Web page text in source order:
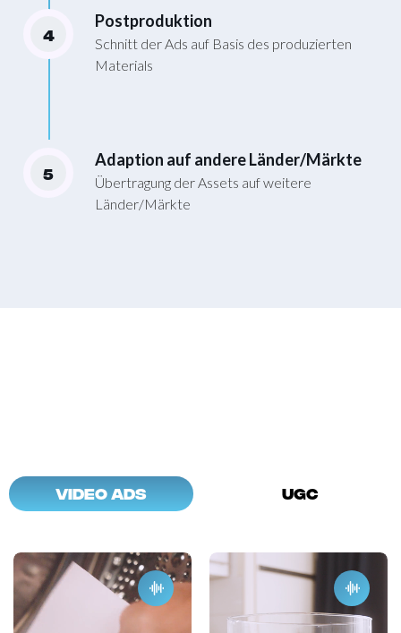
4
Postproduktion
Schnitt der Ads auf Basis des produzierten
Materials
5
Adaption auf andere Länder/Märkte
Übertragung der Assets auf weitere
Länder/Märkte
Video Ads UGC